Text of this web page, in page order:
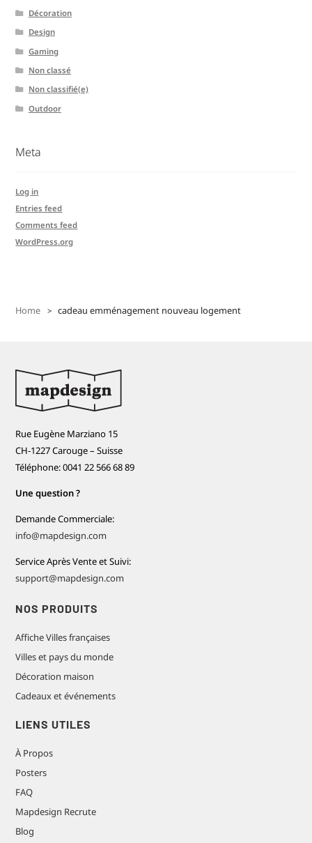
Décoration
Design
Gaming
Non classé
Non classifié(e)
Outdoor
Meta
Log in
Entries feed
Comments feed
WordPress.org
Home cadeau emménagement nouveau logement
Rue Eugène Marziano 15
CH-1227 Carouge – Suisse
Téléphone: 0041 22 566 68 89
Une question ?
Demande Commerciale:
info@mapdesign.com
Service Après Vente et Suivi:
support@mapdesign.com
NOS PRODUITS
Affiche Villes françaises
Villes et pays du monde
Décoration maison
Cadeaux et événements
LIENS UTILES
À Propos
Posters
FAQ
Mapdesign Recrute
Blog